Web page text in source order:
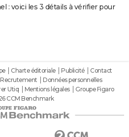
: voici les 3 détails à vérifier pour
Charte éditoriale Publicité
Contact
Recrutement
Données personnelles
Utiq Mentions légales
Groupe Figaro
CCM Benchmark